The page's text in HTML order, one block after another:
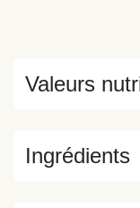
Ingrédients
Valeurs